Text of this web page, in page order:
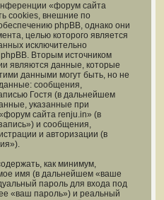
«форум сайта
cookies, внешние по
phpBB, однако они
целью которого является
исключительно
Вторым источником
являются данные, которые
данными могут быть, но не
сообщения,
Гостя (в дальнейшем
указанные при
сайта renju.in» (в
и сообщения,
и авторизации (в
как минимум,
имя (в дальнейшем «ваше
пароль для входа под
«ваш пароль») и реальный